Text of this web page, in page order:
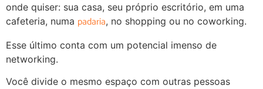
onde quiser: sua casa, seu próprio escritório, em uma
cafeteria, numa padaria, no shopping ou no coworking.
Esse último conta com um potencial imenso de
networking.
Você divide o mesmo espaço com outras pessoas